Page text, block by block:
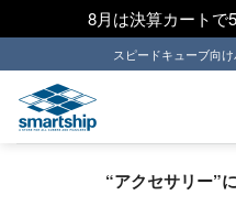
8月は決算カートで
to
content
スピードキューブ向
“アクセサリー”